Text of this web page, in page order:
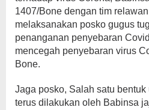
1407/Bone dengan tim
melaksanakan posko gugus
penanganan penyebaran
mencegah penyebaran virus
Bone.
Jaga posko, Salah satu
terus dilakukan oleh Babinsa